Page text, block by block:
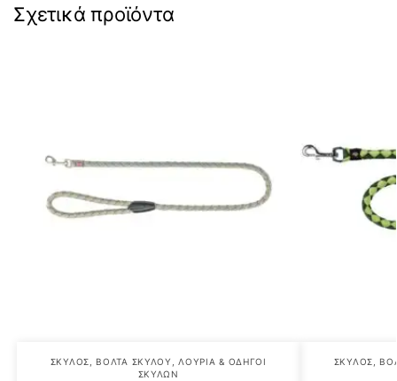
Σχετικά προϊόντα
ΣΚΎΛΟΣ ΒΌΛΤΑ ΣΚΎΛΟΥ ,ΛΟΥΡΙΆ & ΟΔΗΓΟΊ
ΣΚΎΛΩΝ
ΣΚΎΛΟΣ